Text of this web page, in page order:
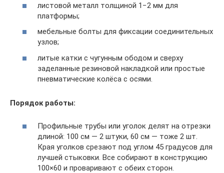
листовой металл толщиной 1−2 мм для
платформы;
мебельные болты для фиксации соединительных
узлов;
литые катки с чугунным ободом и сверху
заделанные резиновой накладкой или простые
пневматические колёса с осями.
Порядок работы:
Профильные трубы или уголок делят на отрезки
длиной: 100 см — 2 штуки, 60 см — тоже 2 шт.
Края уголков срезают под углом 45 градусов для
лучшей стыковки. Все собирают в конструкцию
100×60 и проваривают с обеих сторон.